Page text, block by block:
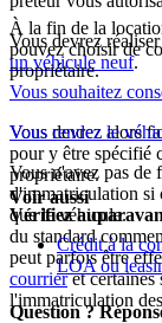
Vous devrez
un véhicule neuf.
À la fin de la
pouvez choisir de
propriétaire.
Vous souhaitez
Vous devrez alors
pour y être spécifié
propriétaire.
Vérifiez
du standard
peut parfois être
courrieret certaines
l'immatriculation
Vous rendez le
Vous n'avez pas de
d'immatriculation si
que le véhicule.
Voir aussi
Crédit à la
LOA ou
Question ?